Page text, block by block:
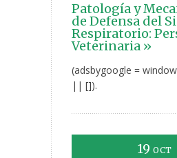
Patología y
de Defensa del
Respiratorio:
Veterinaria »
(adsbygoogle =
|| []).
19 OCT